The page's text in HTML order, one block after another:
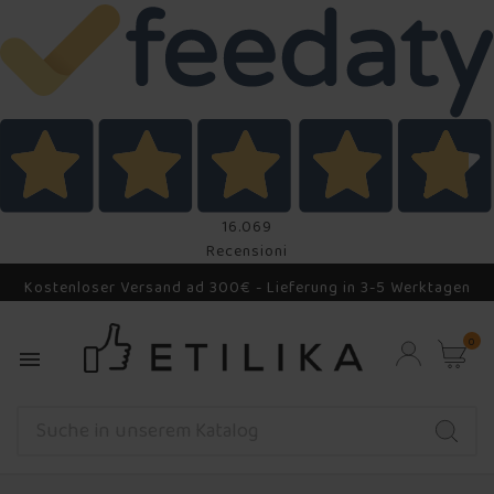
16.069
Recensioni
Kostenloser Versand ad 300€ - Lieferung in 3-5 Werktagen

0